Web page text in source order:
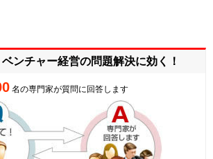
ンチャー経営の問題解決に効く！
名の専門家が質問に回答します